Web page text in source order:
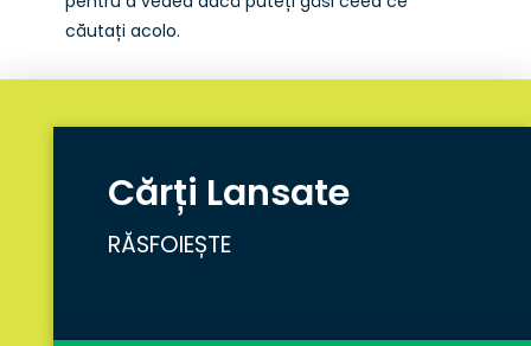
căutați acolo.
Cărți Lansate
RĂSFOIEȘTE